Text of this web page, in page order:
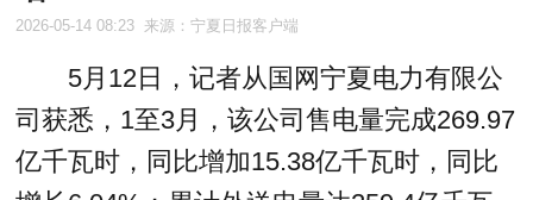
2026-05-14 08:23 来源：宁夏日报客户端
5月12日，记者从国网宁夏电力有限公
司获悉，1至3月，该公司售电量完成269.97
亿千瓦时，同比增加15.38亿千瓦时，同比